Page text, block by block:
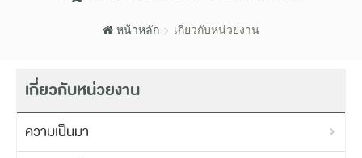
หน้าหลัก เกี่ยวกับหน่วยงาน
เกี่ยวกับหน่วยงาน
ความเป็นมา